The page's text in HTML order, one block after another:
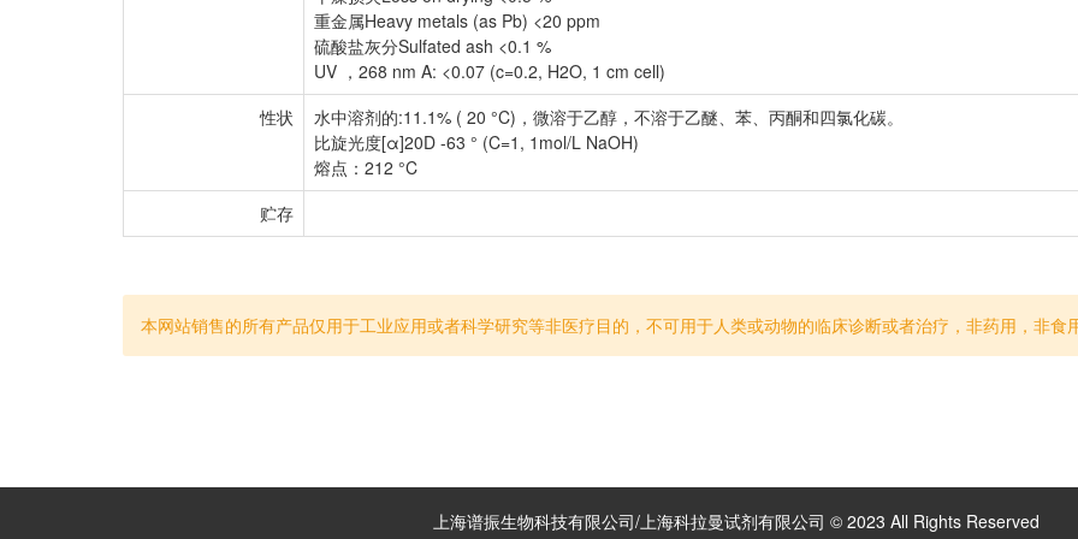
重金属Heavy metals (as Pb) <20 ppm
硫酸盐灰分Sulfated ash <0.1 %
UV ，268 nm A: <0.07 (c=0.2, H2O, 1 cm cell)
性状
水中溶剂的:11.1% ( 20 °C)，微溶于乙醇，不溶于乙醚、苯、丙酮和四氯化碳。
比旋光度[α]20D -63 ° (C=1, 1mol/L NaOH)
熔点：212 °C
贮存
本网站销售的所有产品仅用于工业应用或者科学研究等非医疗目的，不可用于人类或动物的临床诊断或者治疗，非药用，非食
上海谱振生物科技有限公司/上海科拉曼试剂有限公司 © 2023 All Rights Reserved